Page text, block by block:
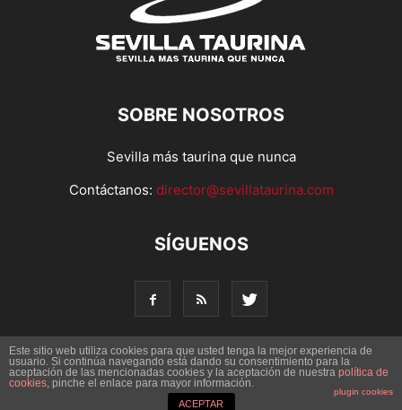
SOBRE NOSOTROS
Sevilla más taurina que nunca
Contáctanos: director@sevillataurina.com
SÍGUENOS
© Copyright 2016 - Sevilla Taurina. Todos los derechos
reservados | Desarrollado por
Este sitio web utiliza cookies para que usted tenga la mejor experiencia de
usuario. Si continúa navegando está dando su consentimiento para la
aceptación de las mencionadas cookies y la aceptación de nuestra política de
cookies, pinche el enlace para mayor información.
plugin cookies
ACEPTAR